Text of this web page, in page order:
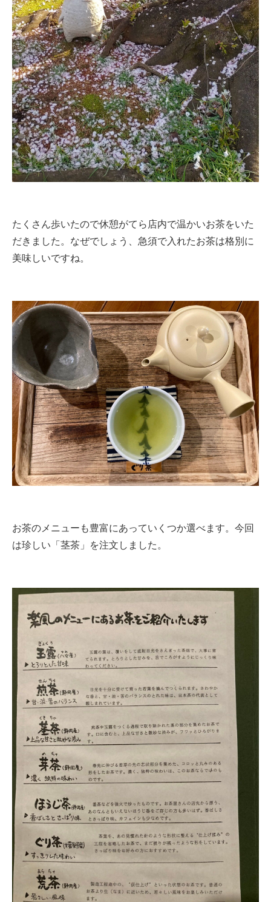
たくさん歩いたので休憩がてら店内で温かいお茶をいた
だきました。なぜでしょう、急須で入れたお茶は格別に
美味しいですね。
お茶のメニューも豊富にあっていくつか選べます。今回
は珍しい「茎茶」を注文しました。